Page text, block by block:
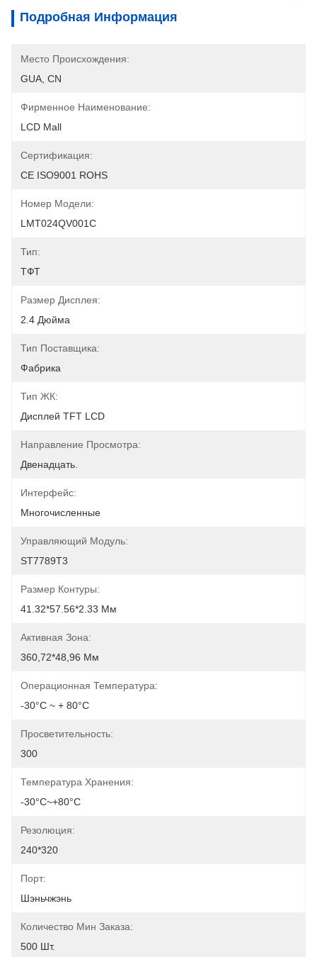
Подробная Информация
Место Происхождения:
GUA, CN
Фирменное Наименование:
LCD Mall
Сертификация:
CE ISO9001 ROHS
Номер Модели:
LMT024QV001C
Тип:
ТФТ
Размер Дисплея:
2.4 Дюйма
Тип Поставщика:
Фабрика
Тип ЖК:
Дисплей TFT LCD
Направление Просмотра:
Двенадцать.
Интерфейс:
Многочисленные
Управляющий Модуль:
ST7789T3
Размер Контуры:
41.32*57.56*2.33 Мм
Активная Зона:
360,72*48,96 Мм
Операционная Температура:
-30°C ~ + 80°C
Просветительность:
300
Температура Хранения:
-30°C~+80°C
Резолюция:
240*320
Порт:
Шэньчжэнь
Количество Мин Заказа:
500 Шт.